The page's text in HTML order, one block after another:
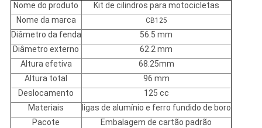
Nome do produto
Kit de cilindros para motocicletas
Nome da marca
CB125
Diâmetro da fenda
56.5 mm
Diâmetro externo
62.2 mm
Altura efetiva
68.25mm
Altura total
96 mm
Deslocamento
125 cc
Materiais
ligas de alumínio e ferro fundido de boro
Pacote
Embalagem de cartão padrão